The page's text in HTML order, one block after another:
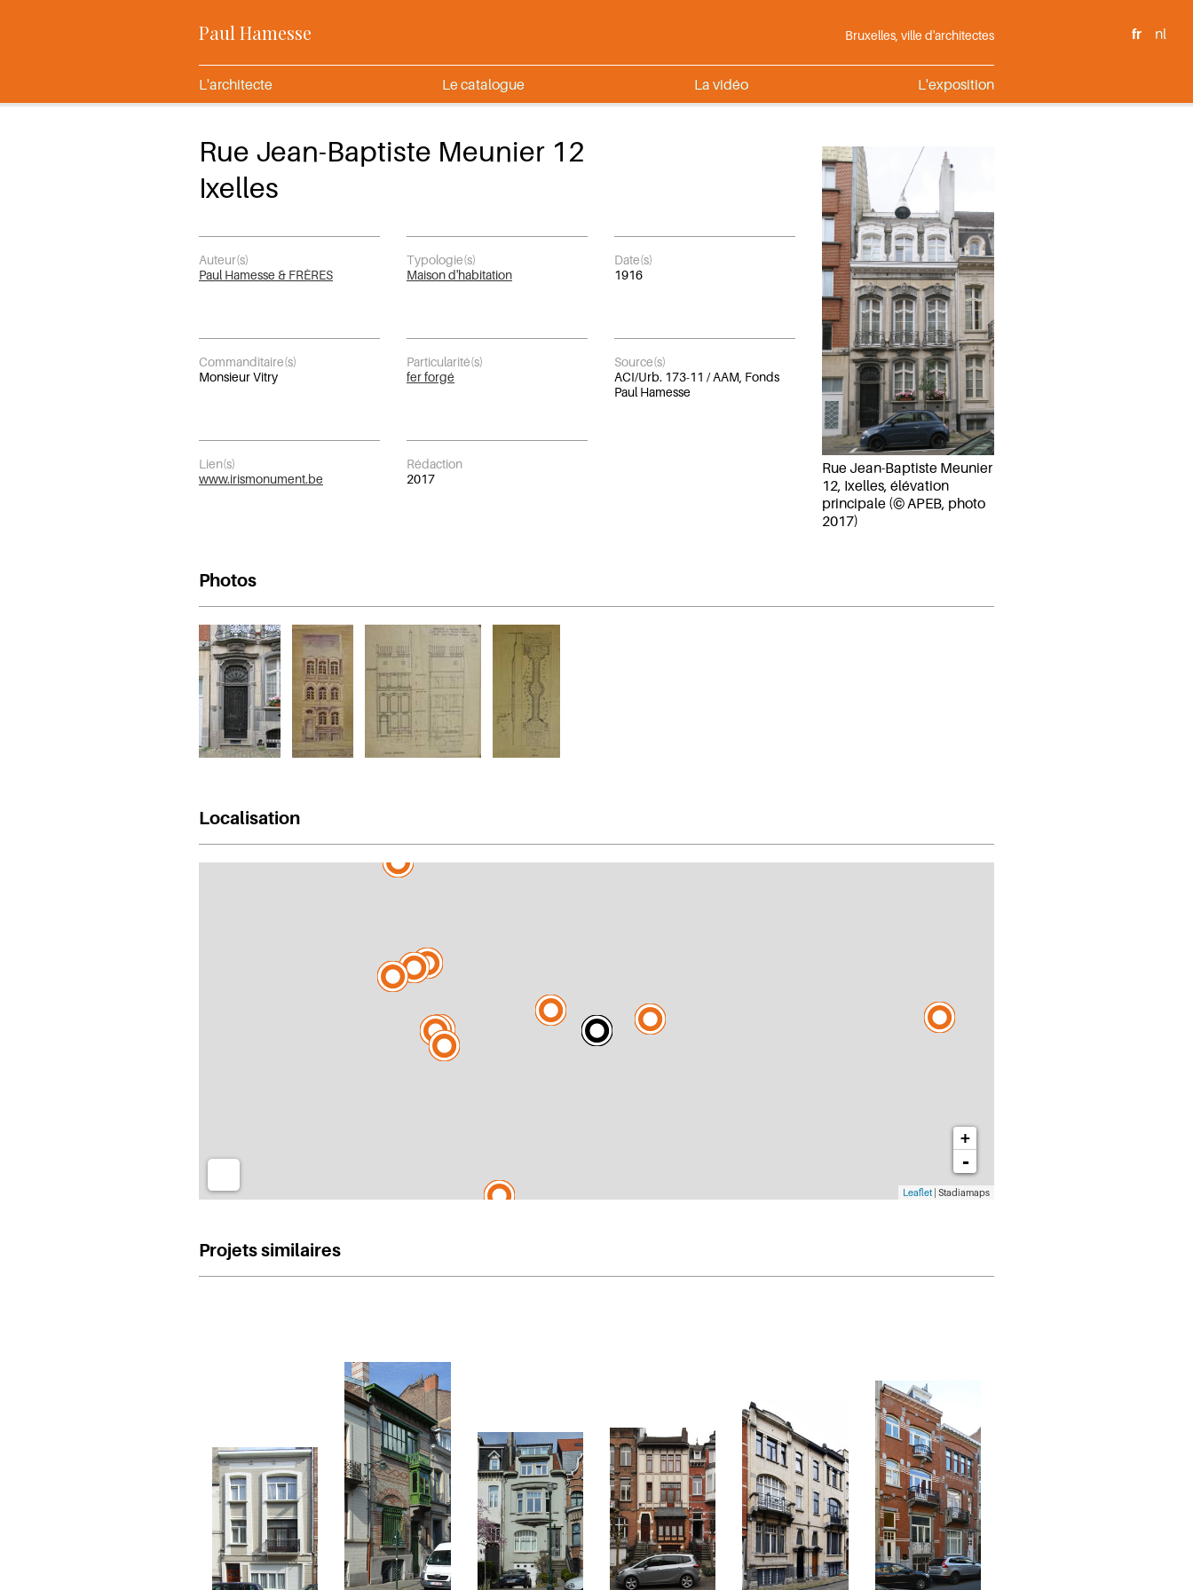
Paul Hamesse Bruxelles, ville d'architectes
L'architecte Le catalogue La vidéo L'exposition
fr nl
Rue Jean-Baptiste Meunier 12
Ixelles
Auteur(s)
Paul Hamesse & FRÈRES
Typologie(s)
Maison d'habitation
Date(s)
1916
Commanditaire(s)
Monsieur Vitry
Particularité(s)
fer forgé
Source(s)
ACI/Urb. 173-11 / AAM, Fonds
Paul Hamesse
Lien(s)
www.irismonument.be
Rédaction
2017
Rue Jean-Baptiste Meunier
12, Ixelles, élévation
principale (© APEB, photo
2017)
Photos
Localisation
+
-
Leaflet | Stadiamaps
Projets similaires